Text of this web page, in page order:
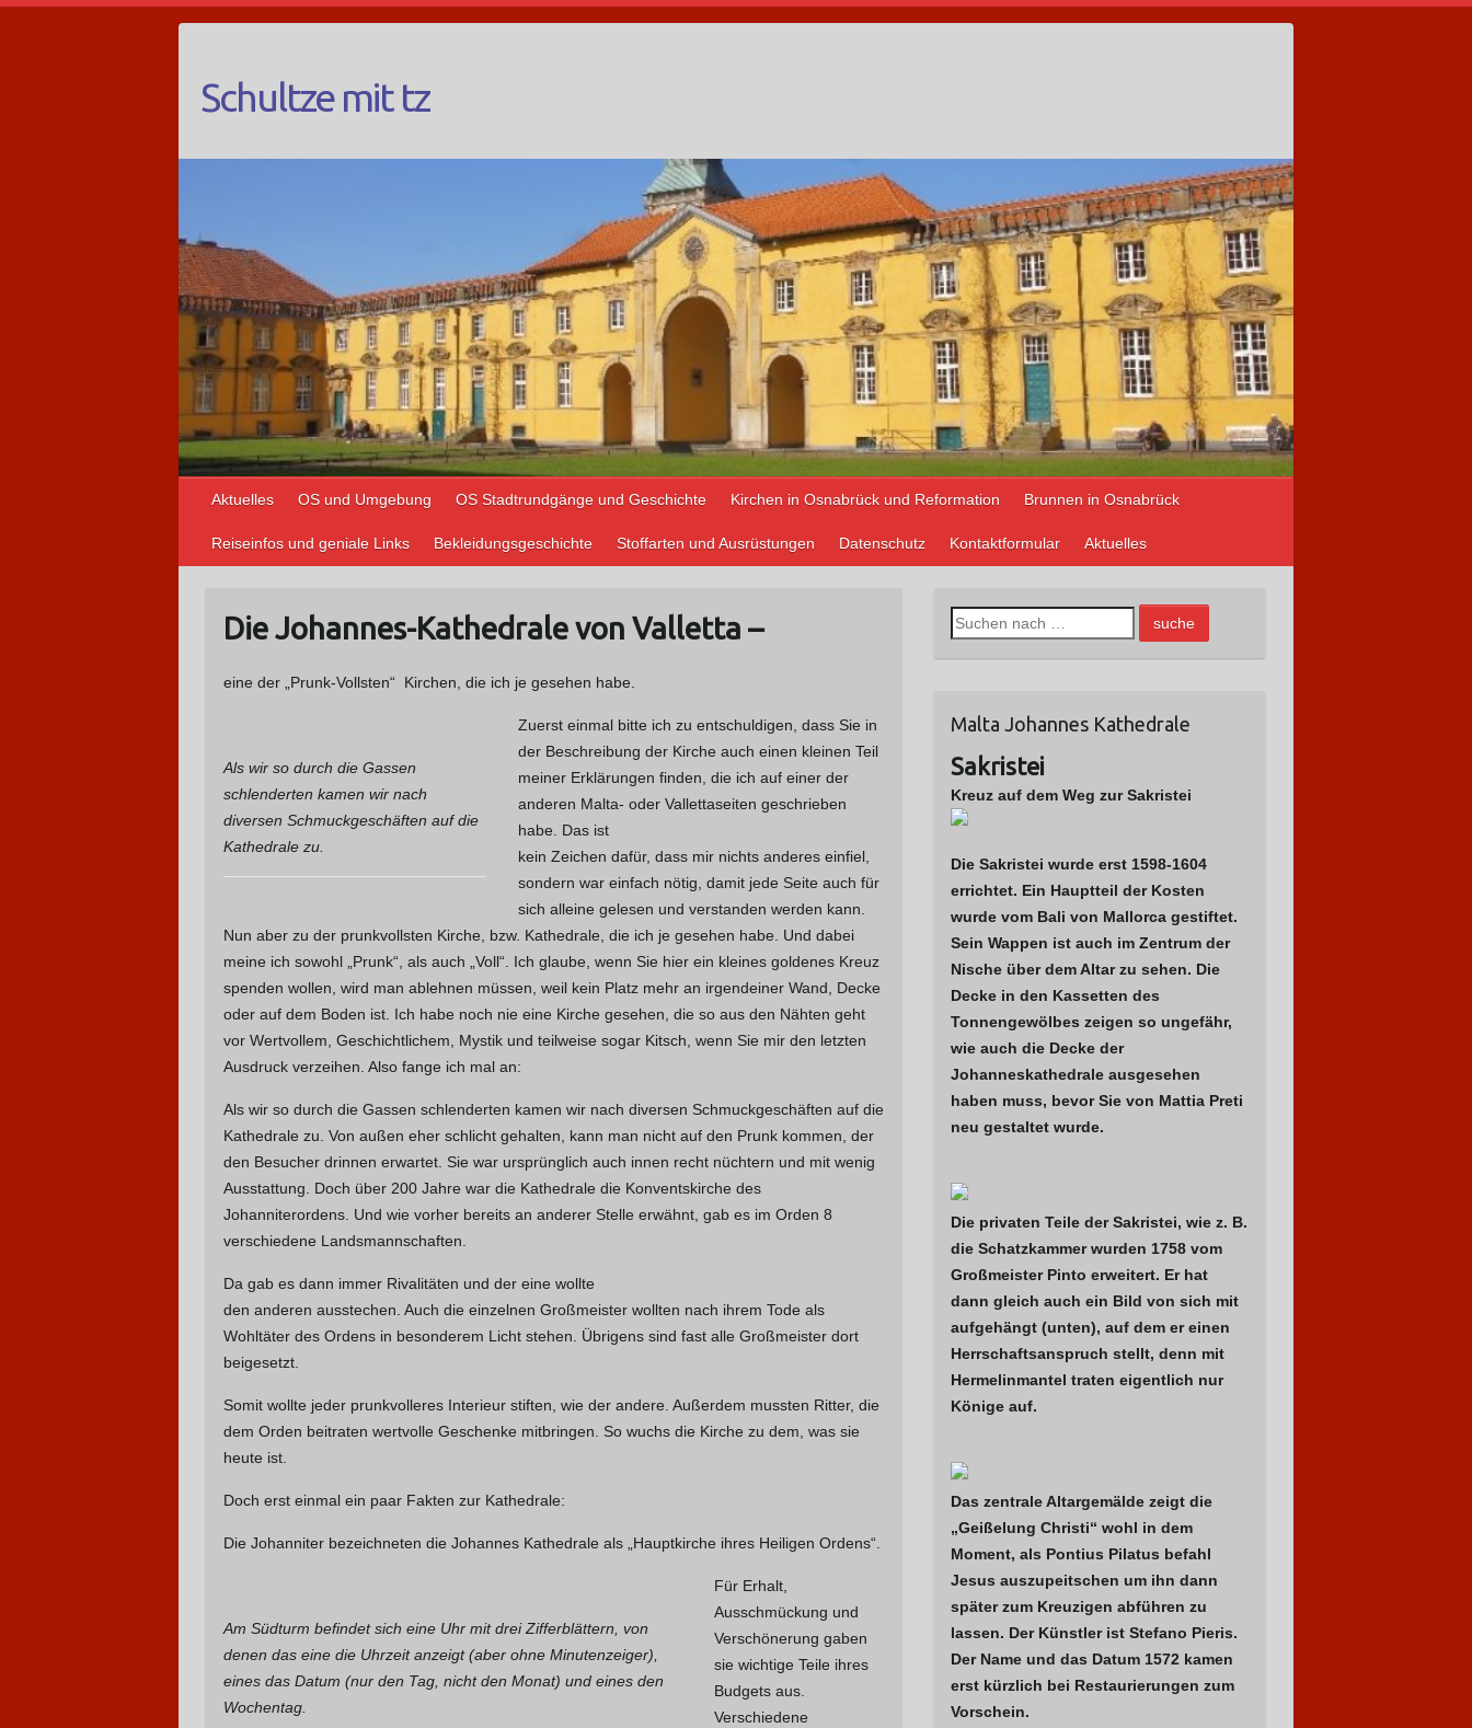
Schultze mit tz
Aktuelles OS und Umgebung OS Stadtrundgänge und Geschichte Kirchen in Osnabrück und Reformation Brunnen in Osnabrück
Reiseinfos und geniale Links Bekleidungsgeschichte Stoffarten und Ausrüstungen Datenschutz Kontaktformular Aktuelles
Die Johannes-Kathedrale von Valletta –
eine der „Prunk-Vollsten“ Kirchen, die ich je gesehen habe.
Als wir so durch die Gassen
schlenderten kamen wir nach
diversen Schmuckgeschäften auf die
Kathedrale zu.
Zuerst einmal bitte ich zu entschuldigen, dass Sie in
der Beschreibung der Kirche auch einen kleinen Teil
meiner Erklärungen finden, die ich auf einer der
anderen Malta- oder Vallettaseiten geschrieben
habe. Das ist
kein Zeichen dafür, dass mir nichts anderes einfiel,
sondern war einfach nötig, damit jede Seite auch für
sich alleine gelesen und verstanden werden kann.
Nun aber zu der prunkvollsten Kirche, bzw. Kathedrale, die ich je gesehen habe. Und dabei
meine ich sowohl „Prunk“, als auch „Voll“. Ich glaube, wenn Sie hier ein kleines goldenes Kreuz
spenden wollen, wird man ablehnen müssen, weil kein Platz mehr an irgendeiner Wand, Decke
oder auf dem Boden ist. Ich habe noch nie eine Kirche gesehen, die so aus den Nähten geht
vor Wertvollem, Geschichtlichem, Mystik und teilweise sogar Kitsch, wenn Sie mir den letzten
Ausdruck verzeihen. Also fange ich mal an:
Als wir so durch die Gassen schlenderten kamen wir nach diversen Schmuckgeschäften auf die
Kathedrale zu. Von außen eher schlicht gehalten, kann man nicht auf den Prunk kommen, der
den Besucher drinnen erwartet. Sie war ursprünglich auch innen recht nüchtern und mit wenig
Ausstattung. Doch über 200 Jahre war die Kathedrale die Konventskirche des
Johanniterordens. Und wie vorher bereits an anderer Stelle erwähnt, gab es im Orden 8
verschiedene Landsmannschaften.
Da gab es dann immer Rivalitäten und der eine wollte
den anderen ausstechen. Auch die einzelnen Großmeister wollten nach ihrem Tode als
Wohltäter des Ordens in besonderem Licht stehen. Übrigens sind fast alle Großmeister dort
beigesetzt.
Somit wollte jeder prunkvolleres Interieur stiften, wie der andere. Außerdem mussten Ritter, die
dem Orden beitraten wertvolle Geschenke mitbringen. So wuchs die Kirche zu dem, was sie
heute ist.
Doch erst einmal ein paar Fakten zur Kathedrale:
Die Johanniter bezeichneten die Johannes Kathedrale als „Hauptkirche ihres Heiligen Ordens“.
Am Südturm befindet sich eine Uhr mit drei Zifferblättern, von
denen das eine die Uhrzeit anzeigt (aber ohne Minutenzeiger),
eines das Datum (nur den Tag, nicht den Monat) und eines den
Wochentag.
Für Erhalt,
Ausschmückung und
Verschönerung gaben
sie wichtige Teile ihres
Budgets aus.
Verschiedene
S
u
e
n
a
c
Malta Johannes Kathedrale
Sakristei
Kreuz auf dem Weg zur Sakristei
Die Sakristei wurde erst 1598-1604
errichtet. Ein Hauptteil der Kosten
wurde vom Bali von Mallorca gestiftet.
Sein Wappen ist auch im Zentrum der
Nische über dem Altar zu sehen. Die
Decke in den Kassetten des
Tonnengewölbes zeigen so ungefähr,
wie auch die Decke der
Johanneskathedrale ausgesehen
haben muss, bevor Sie von Mattia Preti
neu gestaltet wurde.
Die privaten Teile der Sakristei, wie z. B.
die Schatzkammer wurden 1758 vom
Großmeister Pinto erweitert. Er hat
dann gleich auch ein Bild von sich mit
aufgehängt (unten), auf dem er einen
Herrschaftsanspruch stellt, denn mit
Hermelinmantel traten eigentlich nur
Könige auf.
Das zentrale Altargemälde zeigt die
„Geißelung Christi“ wohl in dem
Moment, als Pontius Pilatus befahl
Jesus auszupeitschen um ihn dann
später zum Kreuzigen abführen zu
lassen. Der Künstler ist Stefano Pieris.
Der Name und das Datum 1572 kamen
erst kürzlich bei Restaurierungen zum
Vorschein.